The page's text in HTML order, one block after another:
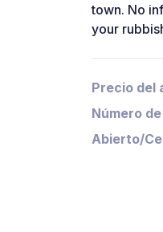
town. No
your
Precio del
Número
Abierto/